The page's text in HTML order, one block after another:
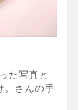
た写真と
。さんの手